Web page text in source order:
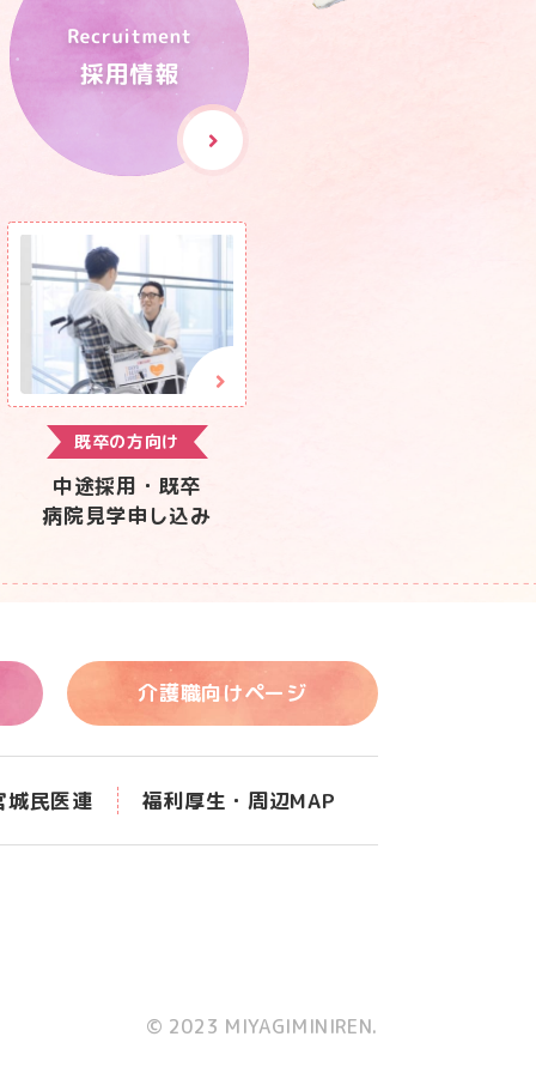
既卒の方向け
中途採用・既卒
病院見学申し込み
介護職向けページ
城民医連 福利厚生・周辺MAP
© 2023 MIYAGIMINIREN.